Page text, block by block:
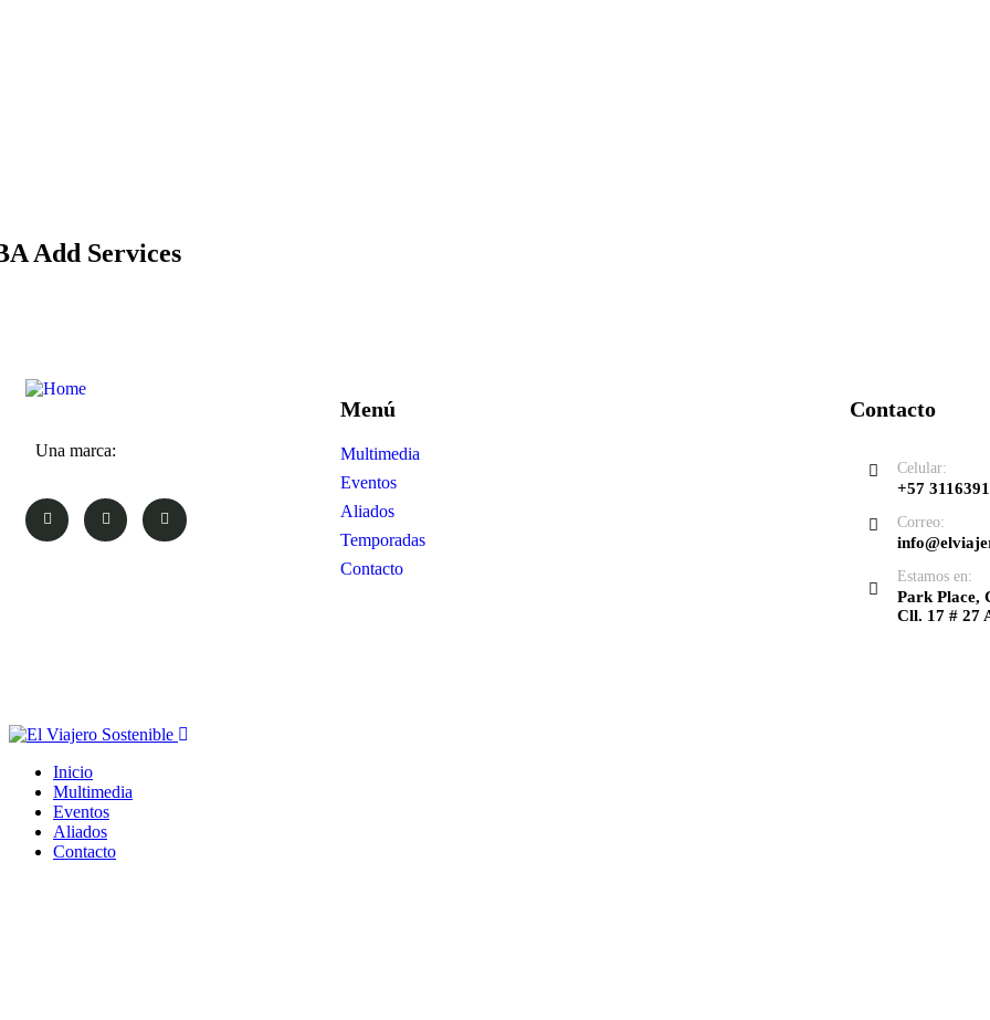
Add Services
Una marca:
Menú
Multimedia
Eventos
Aliados
Temporadas
Contacto
Contacto
Celular:
+57
Correo:
Estamos en:
Park Place,
Cll. 17 # 27
Inicio
Multimedia
Eventos
Aliados
Contacto